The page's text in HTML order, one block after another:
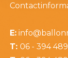
E:
T: 06 - 394 489